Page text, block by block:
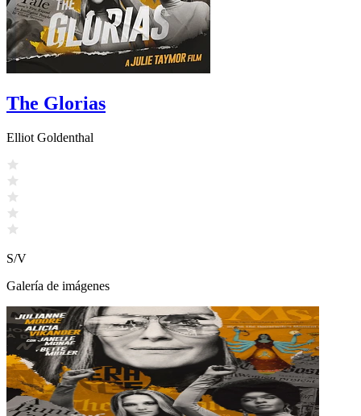
The Glorias
Elliot Goldenthal
S/V
Galería de imágenes